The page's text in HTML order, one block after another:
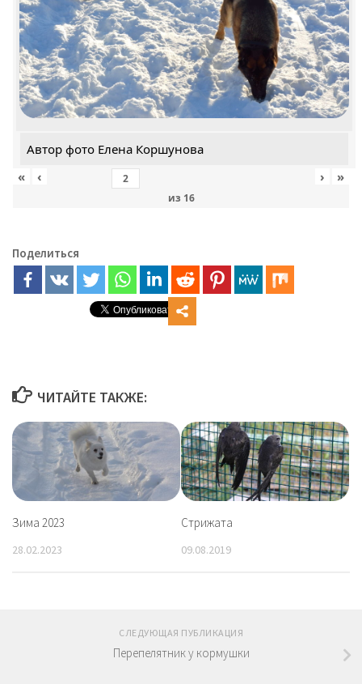
Автор фото Елена Коршунова
«
‹
из 16
› »
Поделиться
ЧИТАЙТЕ ТАКЖЕ:
Зима 2023
28.02.2023
Стрижата
09.08.2019
СЛЕДУЮЩАЯ ПУБЛИКАЦИЯ
Перепелятник у кормушки